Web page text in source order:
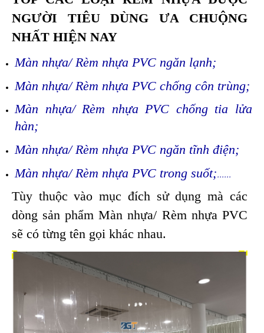
NGƯỜI TIÊU DÙNG ƯA CHUỘNG
NHẤT HIỆN NAY
Màn nhựa/ Rèm nhựa PVC ngăn lạnh;
Màn nhựa/ Rèm nhựa PVC chống côn trùng;
Màn nhựa/ Rèm nhựa PVC chống tia lửa
hàn;
Màn nhựa/ Rèm nhựa PVC ngăn tĩnh điện;
Màn nhựa/ Rèm nhựa PVC trong suốt;......
Tùy thuộc vào mục đích sử dụng mà các
dòng sản phẩm Màn nhựa/ Rèm nhựa PVC
sẽ có từng tên gọi khác nhau.